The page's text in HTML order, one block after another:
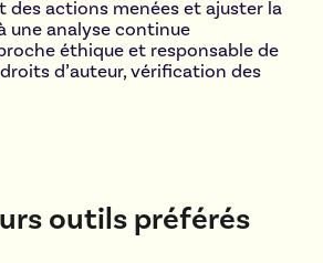
des actions menées et ajuster la
une analyse continue
éthique et responsable de
droits d’auteur, vérification des
outils préférés